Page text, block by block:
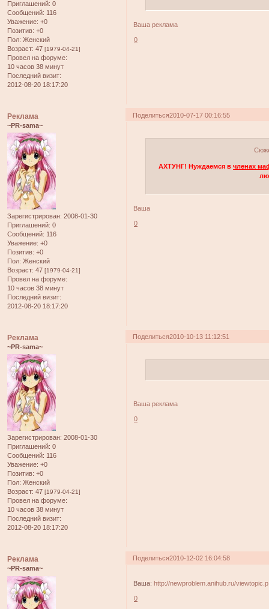
Приглашений: 0
Сообщений: 116
Уважение: +0
Позитив: +0
Пол: Женский
Возраст: 47 [1979-04-21]
Провел на форуме:
10 часов 38 минут
Последний визит:
2012-08-20 18:17:20
Ваша реклама
0
Поделиться2010-07-17 00:16:55
Реклама
~PR-sama~
Зарегистрирован: 2008-01-30
Приглашений: 0
Сообщений: 116
Уважение: +0
Позитив: +0
Пол: Женский
Возраст: 47 [1979-04-21]
Провел на форуме:
10 часов 38 минут
Последний визит:
2012-08-20 18:17:20
АХТУНГ! Нуждаемся в членах
Ваша
0
Поделиться2010-10-13 11:12:51
Реклама
~PR-sama~
Зарегистрирован: 2008-01-30
Приглашений: 0
Сообщений: 116
Уважение: +0
Позитив: +0
Пол: Женский
Возраст: 47 [1979-04-21]
Провел на форуме:
10 часов 38 минут
Последний визит:
2012-08-20 18:17:20
Ваша реклама
0
Поделиться2010-12-02 16:04:58
Реклама
~PR-sama~
Ваша:http://newproblem.anihub.ru/
0